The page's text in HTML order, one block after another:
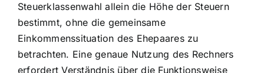
Steuerklassenwahl allein die Höhe der Steuern
bestimmt, ohne die gemeinsame
Einkommenssituation des Ehepaares zu
betrachten. Eine genaue Nutzung des Rechners
erfordert Verständnis über die Funktionsweise